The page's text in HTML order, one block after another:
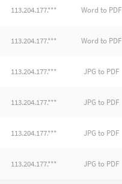
113.204.177.*** Word to PDF
113.204.177.*** Word to PDF
113.204.177.*** JPG to PDF
113.204.177.*** JPG to PDF
113.204.177.*** JPG to PDF
113.204.177.*** JPG to PDF